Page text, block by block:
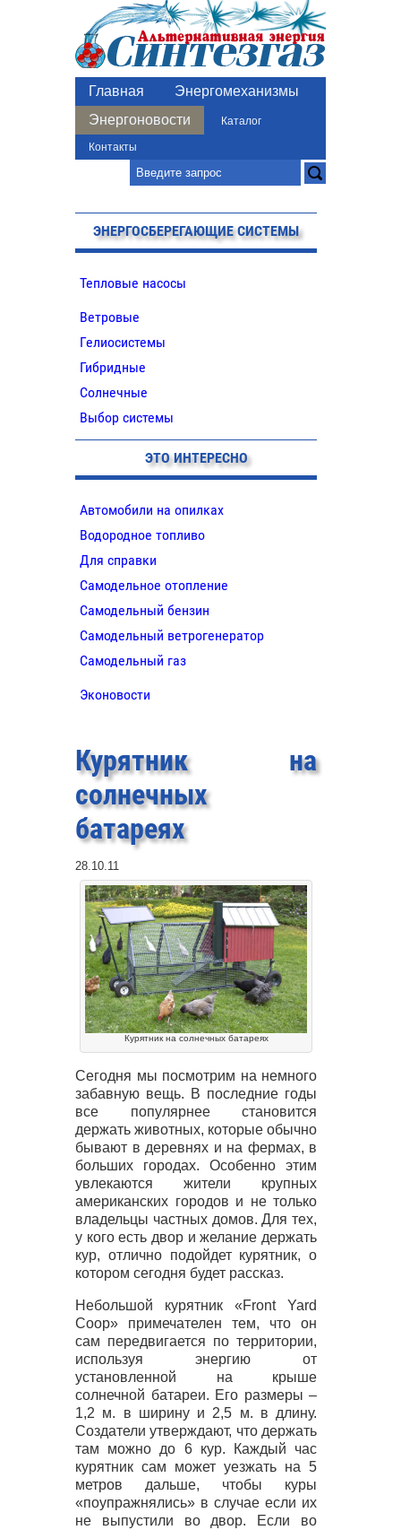
Главная
Энергомеханизмы
Энергоновости
Каталог
Контакты
ЭНЕРГОСБЕРЕГАЮЩИЕ СИСТЕМЫ
Тепловые насосы
Ветровые
Гелиосистемы
Гибридные
Солнечные
Выбор системы
ЭТО ИНТЕРЕСНО
Автомобили на опилках
Водородное топливо
Для справки
Самодельное отопление
Самодельный бензин
Самодельный ветрогенератор
Самодельный газ
Эконовости
Курятник на
солнечных
батареях
28.10.11
Курятник на солнечных батареях
Сегодня мы посмотрим на немного
забавную вещь. В последние годы
все популярнее становится
держать животных, которые обычно
бывают в деревнях и на фермах, в
больших городах. Особенно этим
увлекаются жители крупных
американских городов и не только
владельцы частных домов. Для тех,
у кого есть двор и желание держать
кур, отлично подойдет курятник, о
котором сегодня будет рассказ.
Небольшой курятник «Front Yard
Coop» примечателен тем, что он
сам передвигается по территории,
используя энергию от
установленной на крыше
солнечной батареи. Его размеры –
1,2 м. в ширину и 2,5 м. в длину.
Создатели утверждают, что держать
там можно до 6 кур. Каждый час
курятник сам может уезжать на 5
метров дальше, чтобы куры
«поупражнялись» в случае если их
не выпустили во двор. Если во